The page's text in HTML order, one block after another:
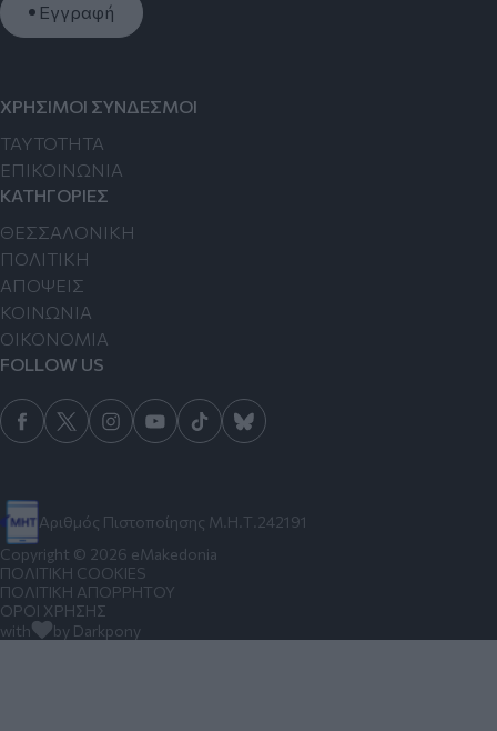
Εγγραφή
Αριθμός Πιστοποίησης Μ.Η.Τ.242191
ΧΡΗΣΙΜΟΙ ΣΥΝΔΕΣΜΟΙ
TAYTOTHTA
ΕΠΙΚΟΙΝΩΝΙΑ
ΚΑΤΗΓΟΡΙΕΣ
ΘΕΣΣΑΛΟΝΙΚΗ
ΠΟΛΙΤΙΚΗ
ΑΠΟΨΕΙΣ
ΚΟΙΝΩΝΙΑ
ΟΙΚΟΝΟΜΙΑ
FOLLOW US
Copyright © 2026 eMakedonia
ΠΟΛΙΤΙΚΗ COOKIES
ΠΟΛΙΤΙΚΗ ΑΠΟΡΡΗΤΟΥ
ΟΡΟΙ ΧΡΗΣΗΣ
with
by Darkpony